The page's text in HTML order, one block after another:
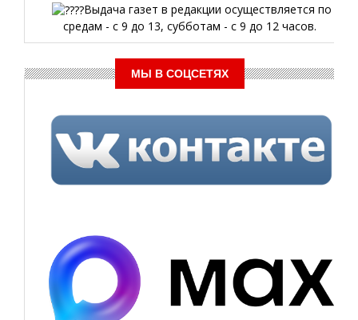
Выдача газет в редакции осуществляется по
средам - с 9 до 13, субботам - с 9 до 12 часов.
МЫ В СОЦСЕТЯХ